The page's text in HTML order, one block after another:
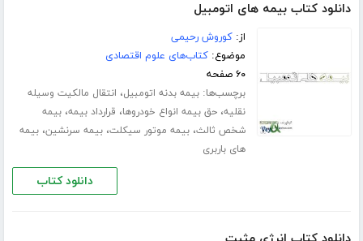
دانلود کتاب بیمه های اتومبیل
از:کوروش رحیمی
موضوع:کتاب‌های علوم اقتصادی
۶۰ صفحه
برچسب‌ها:بیمه بدنه اتومبیل، انتقال مالکیت وسیله
نقلیه،حق بیمه انواع خودروها، قرارداد بیمه،بیمه
شخص ثالث،بیمه موتور سیکلت،بیمه سرنشین،بیمه
های باربری
دانلود کتاب